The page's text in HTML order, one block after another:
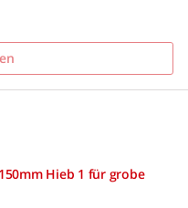
Hieb 1 für grobe